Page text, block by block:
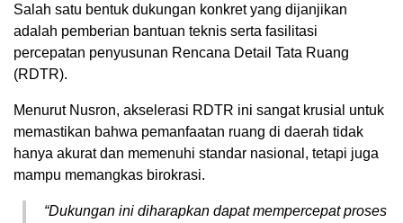
Salah satu bentuk dukungan konkret yang dijanjikan
adalah pemberian bantuan teknis serta fasilitasi
percepatan penyusunan Rencana Detail Tata Ruang
(RDTR).
Menurut Nusron, akselerasi RDTR ini sangat krusial untuk
memastikan bahwa pemanfaatan ruang di daerah tidak
hanya akurat dan memenuhi standar nasional, tetapi juga
mampu memangkas birokrasi.
“Dukungan ini diharapkan dapat mempercepat proses